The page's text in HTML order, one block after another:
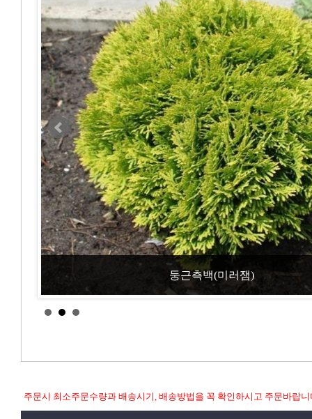
둥근측백(미러잼)
주문시 최소주문수량과 배송시기, 배송방법을 꼭 확인하시고 주문바랍니